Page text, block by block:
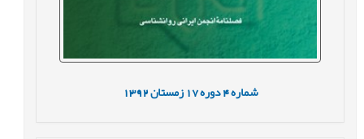
شماره4 دوره17 زمستان1392